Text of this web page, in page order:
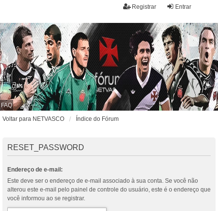
Entrar
Registrar
FAQ
Voltar para NETVASCO
Índice do Fórum
RESET_PASSWORD
Endereço de e-mail:
Este deve ser o endereço de e-mail associado à sua conta. Se você não
alterou este e-mail pelo painel de controle do usuário, este é o endereço que
você informou ao se registrar.